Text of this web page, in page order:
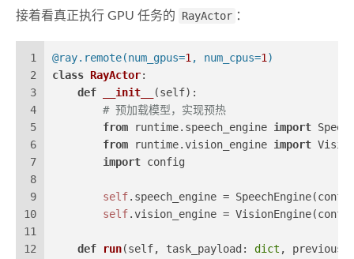
接着看真正执行 GPU 任务的 RayActor ：
1
2
3
4
5
6
7
8
9
10
11
12
@ray.remote(num_gpus=1 , num_cpus=1 )
class RayActor:
def
__init__ (self):
# 预加载模型，实现预热
from runtime.speech_engine import
from runtime.vision_engine import
import config
self.speech_engine =
self.vision_engine =
def run(self, task_payload: dict ,